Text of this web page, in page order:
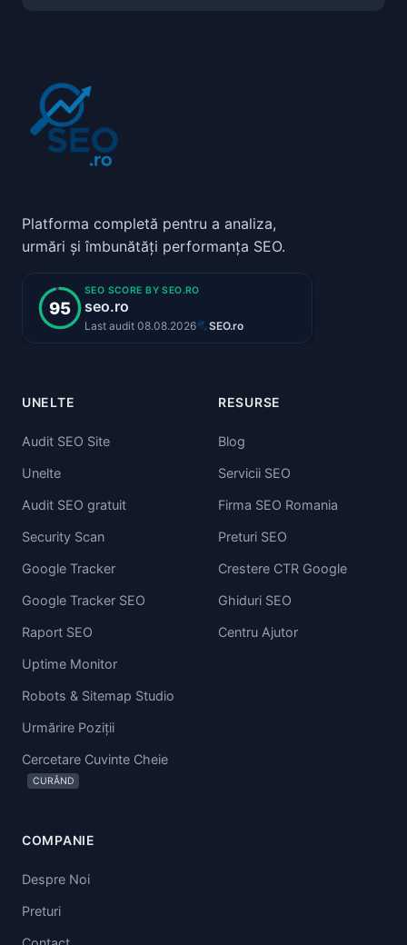
Platforma completă pentru a analiza,
urmări și îmbunătăți performanța SEO.
UNELTE
Audit SEO Site
Unelte
Audit SEO gratuit
Security Scan
Google Tracker
Google Tracker SEO
Raport SEO
Uptime Monitor
Robots & Sitemap Studio
Urmărire Poziții
Cercetare Cuvinte Cheie
CURÂND
RESURSE
Blog
Servicii SEO
Firma SEO Romania
Preturi SEO
Crestere CTR Google
Ghiduri SEO
Centru Ajutor
COMPANIE
Despre Noi
Preturi